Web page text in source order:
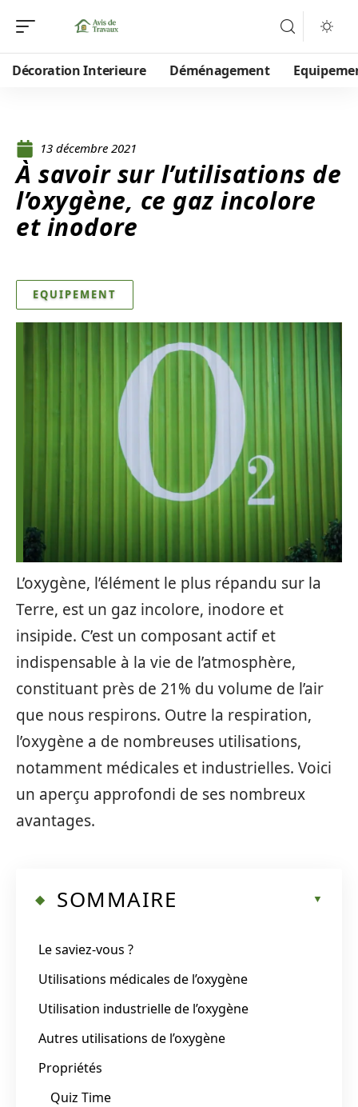
Décoration Interieure Déménagement
13 décembre 2021
À savoir sur l’utilisations de
l’oxygène, ce gaz incolore
et inodore
EQUIPEMENT
L’oxygène, l’élément le plus répandu sur la
Terre, est un gaz incolore, inodore et
insipide. C’est un composant actif et
indispensable à la vie de l’atmosphère,
constituant près de 21% du volume de l’air
que nous respirons. Outre la respiration,
l’oxygène a de nombreuses utilisations,
notamment médicales et industrielles. Voici
un aperçu approfondi de ses nombreux
avantages.
SOMMAIRE
Le saviez-vous ?
Utilisations médicales de l’oxygène
Utilisation industrielle de l’oxygène
Autres utilisations de l’oxygène
Propriétés
Quiz Time